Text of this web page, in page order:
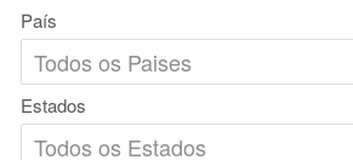
País
Estados